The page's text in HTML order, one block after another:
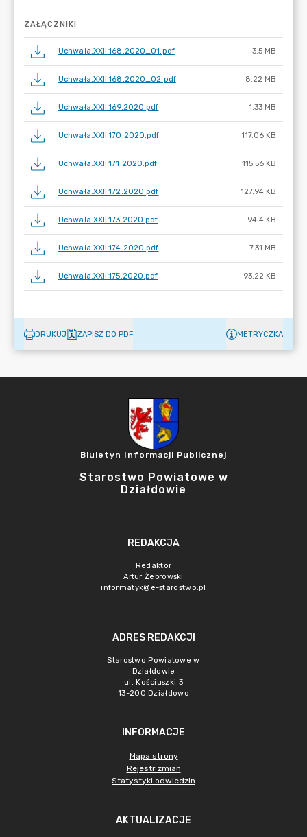
ZAŁĄCZNIKI
Uchwała.XXII.168.2020_01.pdf 3.5 MB
Uchwała.XXII.168.2020_02.pdf 8.22 MB
Uchwała.XXII.169.2020.pdf 1.33 MB
Uchwała.XXII.170.2020.pdf 117.06 KB
Uchwała.XXII.171.2020.pdf 115.56 KB
Uchwała.XXII.172.2020.pdf 127.94 KB
Uchwała.XXII.173.2020.pdf 94.4 KB
Uchwała.XXII.174.2020.pdf 7.31 MB
Uchwała.XXII.175.2020.pdf 93.22 KB
DRUKUJ ZAPISZ DO PDF METRYCZKA
Biuletyn Informacji Publicznej
Starostwo Powiatowe w
Działdowie
REDAKCJA
Redaktor
Artur Żebrowski
informatyk@e-starostwo.pl
ADRES REDAKCJI
Starostwo Powiatowe w
Działdowie
ul. Kościuszki 3
13-200 Działdowo
INFORMACJE
Mapa strony
Rejestr zmian
Statystyki odwiedzin
AKTUALIZACJE